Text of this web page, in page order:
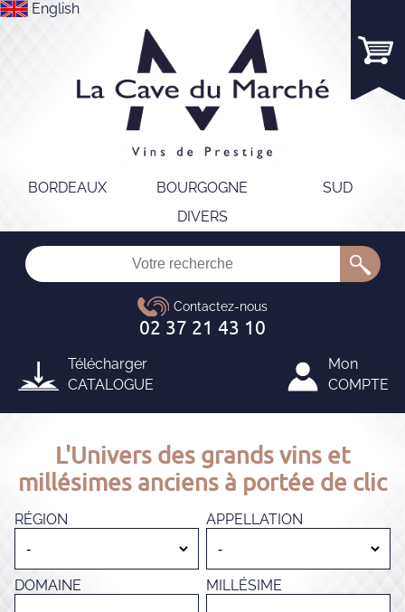
English
BORDEAUX BOURGOGNE
SUD
DIVERS
Télécharger
CATALOGUE
Mon
COMPTE
L'Univers des grands vins et
millésimes anciens à portée de clic
RÉGION APPELLATION
DOMAINE MILLÉSIME